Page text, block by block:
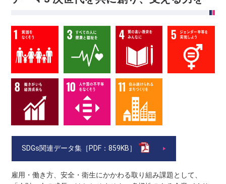
SDGs関連データ集［PDF：859KB］
雇用・働き方、安全・衛生にかかわる取り組み課題として、